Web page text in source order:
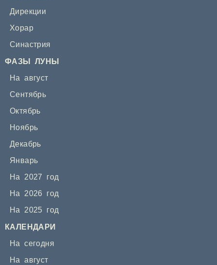
Дирекции
Хорар
Синастрия
ФАЗЫ ЛУНЫ
На август
Сентябрь
Октябрь
Ноябрь
Декабрь
Январь
На 2027 год
На 2026 год
На 2025 год
КАЛЕНДАРИ
На сегодня
На август